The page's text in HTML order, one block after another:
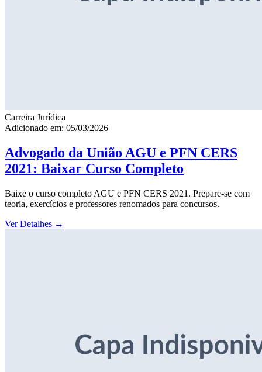
Carreira Jurídica
Adicionado em: 05/03/2026
Advogado da União AGU e PFN CERS
2021: Baixar Curso Completo
Baixe o curso completo AGU e PFN CERS 2021. Prepare-se com
teoria, exercícios e professores renomados para concursos.
Ver Detalhes →